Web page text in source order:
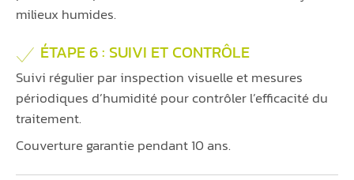
milieux humides.
ÉTAPE 6 : SUIVI ET CONTRÔLE
Suivi régulier par inspection visuelle et mesures
périodiques d’humidité pour contrôler l’efficacité du
traitement.
Couverture garantie pendant 10 ans.